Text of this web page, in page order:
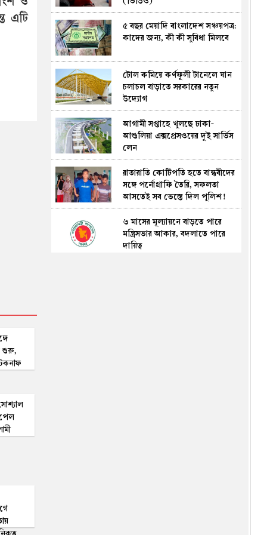
এটি
শুরু,
বেসরকারি খাতে জ্বালানি তেল
আমদানির খসড়া নীতিমালা নিয়ে
বলল সরকার
কুয়াকাটায় এক ট্রলারে ৪৬ মণ
ইলিশ, নিলামে বিক্রি ৪৮ লাখ ৫০
হাজার টাকায়
সালথায় পাট শুকানোর আড়া
বাঁধাকে কেন্দ্র করে সংঘর্ষ, আহত
১০
রবিবার মাতারবাড়ী গভীর সমুদ্র বন্দর
পরিদর্শনে আসছেন প্রধানমন্ত্রী
তারেক রহমান, এলাকায় সাজ সাজ
রব
বাংলাদেশে প্রথমবার চালু হচ্ছে ই-
ভিসা, ৫০ লাখ ডলার বিনিয়োগে
মিলবে ভিসামুক্ত ভ্রমণ সুবিধা
৫ বছর মেয়াদি বাংলাদেশ সঞ্চয়পত্র:
কাদের জন্য, কী কী সুবিধা মিলবে
টোল কমিয়ে কর্ণফুলী টানেলে যান
চলাচল বাড়াতে সরকারের নতুন
উদ্যোগ
আগামী সপ্তাহে খুলছে ঢাকা-
আশুলিয়া এক্সপ্রেসওয়ের দুই সার্ভিস
লেন
রাতারাতি কোটিপতি হতে বান্ধবীদের
সঙ্গে পর্নোগ্রাফি তৈরি, সফলতা
আসতেই সব ভেস্তে দিল পুলিশ!
(ভিডিও)
৬ মাসের মূল্যায়নে বাড়তে পারে
মন্ত্রিসভার আকার, বদলাতে পারে
দায়িত্ব